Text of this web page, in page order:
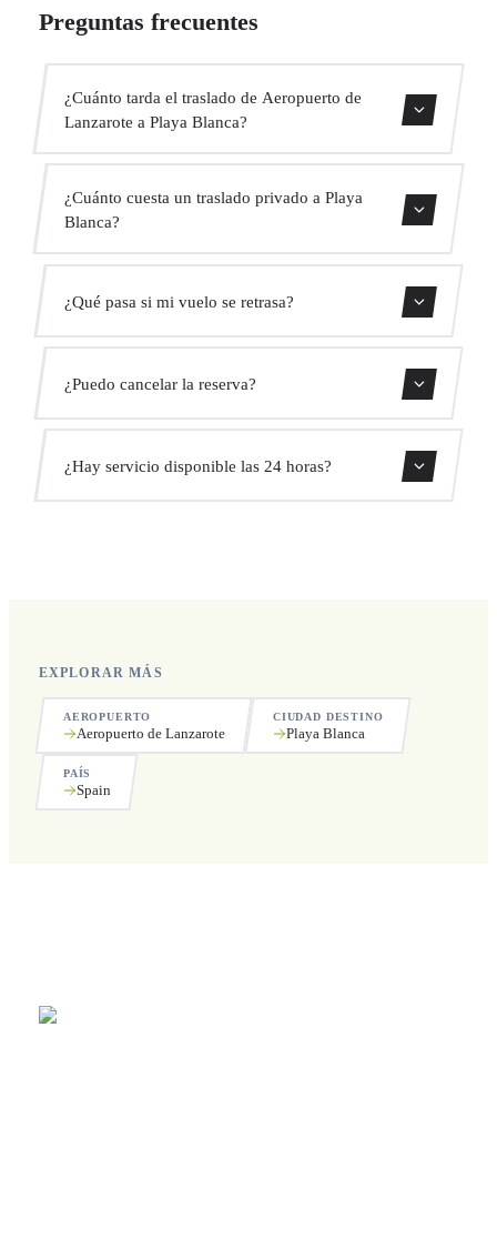
Preguntas frecuentes
¿Cuánto tarda el traslado de Aeropuerto de
Lanzarote a Playa Blanca?
¿Cuánto cuesta un traslado privado a Playa
Blanca?
Usa nuestro formulario de reserva para obtener un precio
fijo al instante. Sin cargos ocultos.
¿Qué pasa si mi vuelo se retrasa?
conductor ajustará automáticamente la hora de recogida
sin coste adicional.
¿Puedo cancelar la reserva?
recogida.
¿Hay servicio disponible las 24 horas?
EXPLORAR MÁS
AEROPUERTO
Aeropuerto de Lanzarote
CIUDAD DESTINO
Playa Blanca
PAÍS
Spain